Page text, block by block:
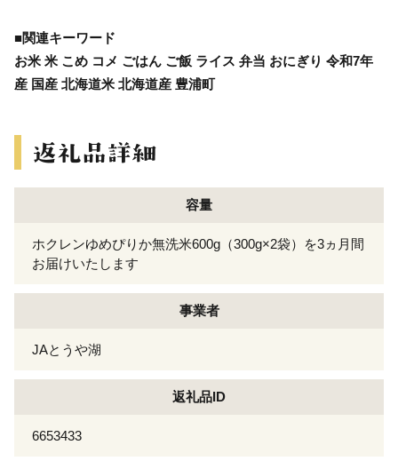
■関連キーワード
お米 米 こめ コメ ごはん ご飯 ライス 弁当 おにぎり 令和7年
産 国産 北海道米 北海道産 豊浦町
容量
ホクレンゆめぴりか無洗米600g（300g×2袋）を3ヵ月間
お届けいたします
事業者
JAとうや湖
返礼品ID
6653433